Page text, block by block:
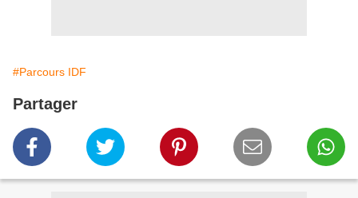
#Parcours IDF
Partager